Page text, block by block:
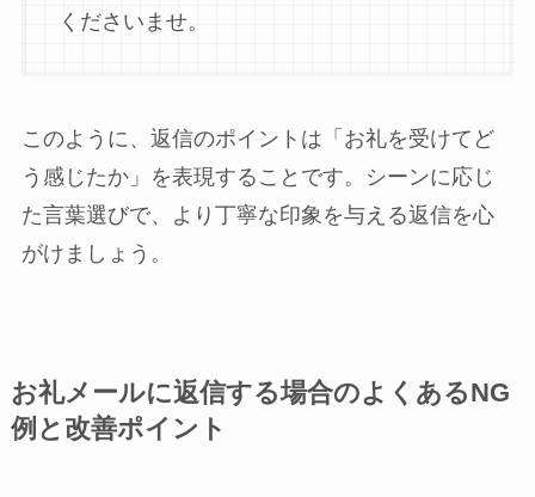
くださいませ。
このように、返信のポイントは「お礼を受けてど
う感じたか」を表現することです。シーンに応じ
た言葉選びで、より丁寧な印象を与える返信を心
がけましょう。
お礼メールに返信する場合のよくあるNG
例と改善ポイント